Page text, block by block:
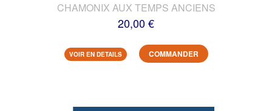
CHAMONIX AUX TEMPS ANCIENS
20,00 €
VOIR EN DETAILS COMMANDER